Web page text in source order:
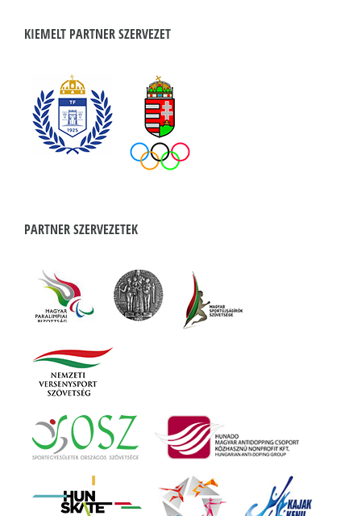
KIEMELT PARTNER SZERVEZET
PARTNER SZERVEZETEK